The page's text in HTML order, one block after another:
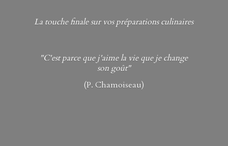
La touche finale sur vos préparations culinaires
"C'est parce que j'aime la vie que je change
son goût"
(P. Chamoiseau)